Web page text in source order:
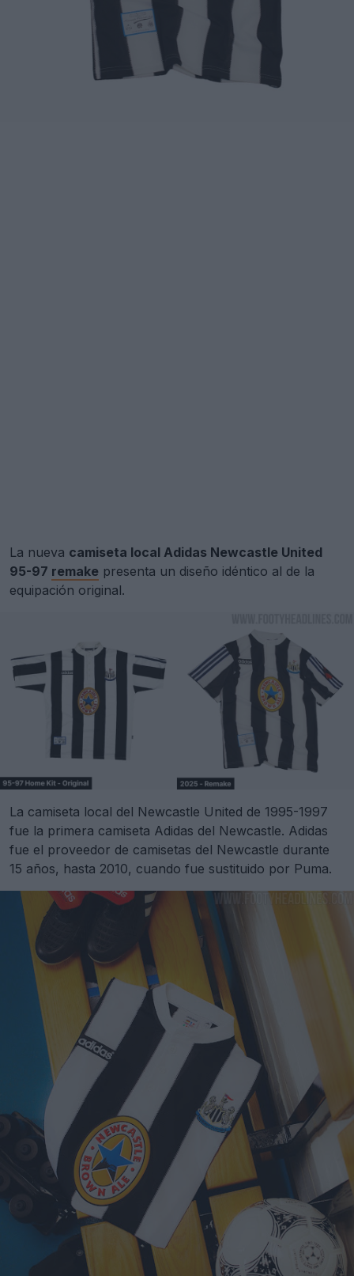
La nueva camiseta local Adidas Newcastle United
95-97 remake presenta un diseño idéntico al de la
equipación original.
La camiseta local del Newcastle United de 1995-1997
fue la primera camiseta Adidas del Newcastle. Adidas
fue el proveedor de camisetas del Newcastle durante
15 años, hasta 2010, cuando fue sustituido por Puma.